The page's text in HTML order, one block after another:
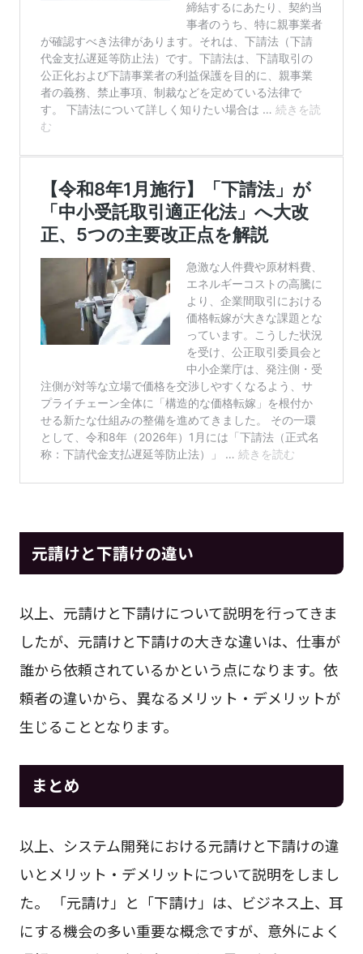
元請けと下請けの違い
以上、元請けと下請けについて説明を行ってきま
したが、元請けと下請けの大きな違いは、仕事が
誰から依頼されているかという点になります。依
頼者の違いから、異なるメリット・デメリットが
生じることとなります。
まとめ
以上、システム開発における元請けと下請けの違
いとメリット・デメリットについて説明をしまし
た。 「元請け」と「下請け」は、ビジネス上、耳
にする機会の多い重要な概念ですが、意外によく